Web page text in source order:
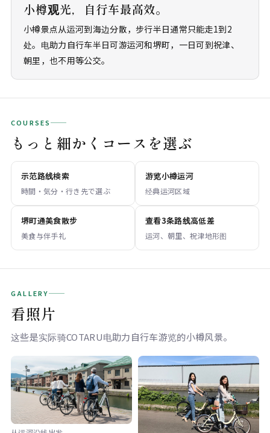
小樽观光，自行车最高效。
小樽景点从运河到海边分散，步行半日通常只能走1到2
处。电助力自行车半日可游运河和堺町，一日可到祝津、
朝里，也不用等公交。
COURSES
もっと細かくコースを選ぶ
示范路线検索
時間・気分・行き先で選ぶ
游览小樽运河
经典运河区域
堺町通美食散步
美食与伴手礼
查看3条路线高低差
运河、朝里、祝津地形图
GALLERY
看照片
这些是实际骑COTARU电助力自行车游览的小樽风景。